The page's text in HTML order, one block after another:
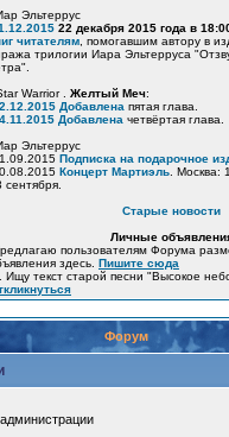
Эльтеррус
22 декабря 2015 года в
читателям , помогавшим автору в
трилогии Иара Эльтерруса
Warrior . Желтый Меч:
Добавлена пятая глава.
Добавлена четвёртая глава.
Эльтеррус
Подписка на подарочное
Концерт Мартиэль . Москва:
сентября.
Старые новости
Личные
пользователям Форума
здесь. Пишите сюда
Ищу текст старой песни "Высокое
Форум